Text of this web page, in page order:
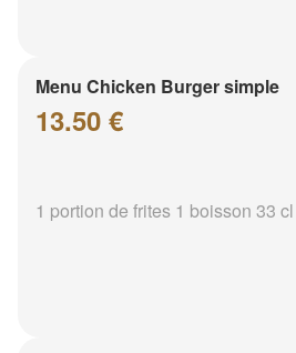
Menu Chicken Burger simple
13.50 €
1 portion de frites 1 boisson 33